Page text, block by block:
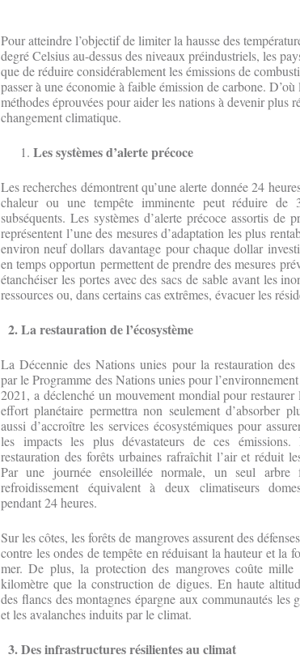
Pour atteindre l’objectif de limiter la hausse des
degré Celsius au-dessus des niveaux préindustriels, les
que de réduire considérablement les émissions de
passer à une économie à faible émission de carbone. D’où
méthodes éprouvées pour aider les nations à devenir plus
changement climatique.
Les systèmes d’alerte précoce
Les recherches démontrent qu’une alerte donnée 24
chaleur ou une tempête imminente peut réduire de
subséquents. Les systèmes d’alerte précoce assortis de
représentent l’une des mesures d’adaptation les plus
environ neuf dollars davantage pour chaque dollar
en temps opportun permettent de prendre des mesures
étanchéiser les portes avec des sacs de sable avant les
ressources ou, dans certains cas extrêmes, évacuer les
2. La restauration de l’écosystème
La Décennie des Nations unies pour la restauration des
par le Programme des Nations unies pour
2021, a déclenché un mouvement mondial pour restaurer
effort planétaire permettra non seulement d’absorber
aussi d’accroître les services écosystémiques pour
les impacts les plus dévastateurs de ces
restauration des forêts urbaines rafraîchit l’air et réduit
Par une journée ensoleillée normale, un seul
refroidissement équivalent à deux climatiseurs
pendant 24 heures.
Sur les côtes, les forêts de mangroves assurent des
contre les ondes de tempête en réduisant la hauteur et la
mer. De plus, la protection des mangroves coûte
kilomètre que la construction de digues. En haute
des flancs des montagnes épargne aux communautés les
et les avalanches induits par le climat.
3. Des infrastructures résilientes au climat